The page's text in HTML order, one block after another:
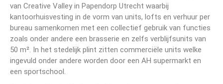
van Creative Valley in Papendorp Utrecht waarbij
kantoorhuisvesting in de vorm van units, lofts en verhuur per
bureau samenkomen met een collectief gebruik van functies
zoals onder andere een brasserie en zelfs verblijfsunits van
50 m². In het stedelijk plint zitten commerciële units welke
ingevuld onder andere worden door een AH supermarkt en
een sportschool.